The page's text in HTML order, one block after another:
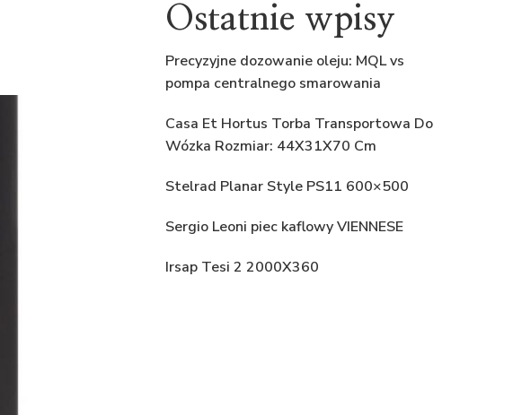
Ostatnie wpisy
Precyzyjne dozowanie oleju: MQL vs
pompa centralnego smarowania
Casa Et Hortus Torba Transportowa Do
Wózka Rozmiar: 44X31X70 Cm
Stelrad Planar Style PS11 600×500
Sergio Leoni piec kaflowy VIENNESE
Irsap Tesi 2 2000X360